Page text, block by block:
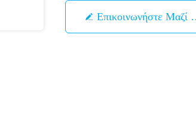
Επικοινωνήστε Μαζί